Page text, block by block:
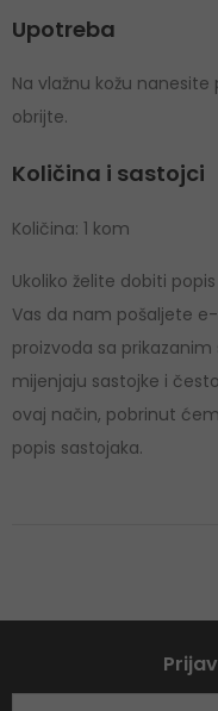
Upotreba
Na vlažnu kožu
obrijte.
Količina i sastojci
Količina: 1 kom
Ukoliko želite dobiti
Vas da nam pošaljete
proizvoda sa
mijenjaju sastojke i
ovaj način, pobrinut
popis sastojaka.